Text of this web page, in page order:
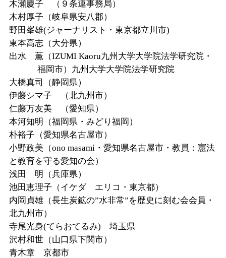
木瀬慶子 （９条連事務局）
木村厚子（岐阜県安八郡）
野田峯雄(ジャーナリスト・東京都立川市)
東本高志（大分県）
出水 薫（IZUMI Kaoru九州大学大学院法学研究院・
福岡市）九州大学大学院法学研究院
大橋真司（静岡県）
伊藤シマ子 （北九州市）
仁藤万友美 （愛知県）
本河知明（福岡県・みどり福岡）
朴裕子（愛知県名古屋市）
小野政美（ono masami ・愛知県名古屋市・教員：憲法
と教育を守る愛知の会）
浅田 明（兵庫県）
池田恵理子（イケダ エリコ・東京都）
内岡貞雄（長生炭鉱の”水非常”を歴史に刻む会会員・
北九州市）
寺尾光身(てらおてるみ) 埼玉県
沢村和世（山口県下関市）
青木章 京都市